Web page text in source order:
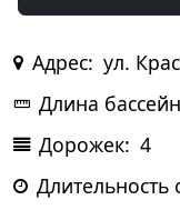
Адрес: ул.
Длина
Дорожек: 4
Длительность